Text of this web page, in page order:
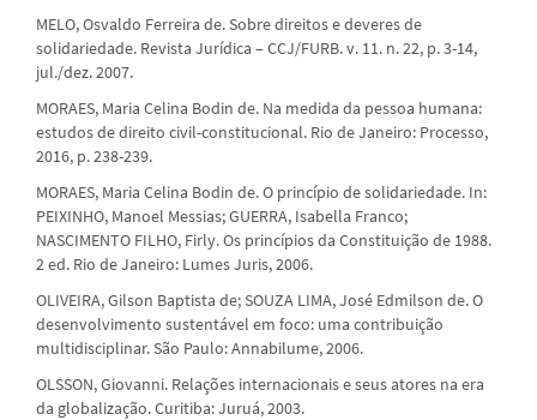
MELO, Osvaldo Ferreira de. Sobre direitos e deveres de
solidariedade. Revista Jurídica – CCJ/FURB. v. 11. n. 22, p. 3-14,
jul./dez. 2007.
MORAES, Maria Celina Bodin de. Na medida da pessoa humana:
estudos de direito civil-constitucional. Rio de Janeiro: Processo,
2016, p. 238-239.
MORAES, Maria Celina Bodin de. O princípio de solidariedade. In:
PEIXINHO, Manoel Messias; GUERRA, Isabella Franco;
NASCIMENTO FILHO, Firly. Os princípios da Constituição de 1988.
2 ed. Rio de Janeiro: Lumes Juris, 2006.
OLIVEIRA, Gilson Baptista de; SOUZA LIMA, José Edmilson de. O
desenvolvimento sustentável em foco: uma contribuição
multidisciplinar. São Paulo: Annabilume, 2006.
OLSSON, Giovanni. Relações internacionais e seus atores na era
da globalização. Curitiba: Juruá, 2003.